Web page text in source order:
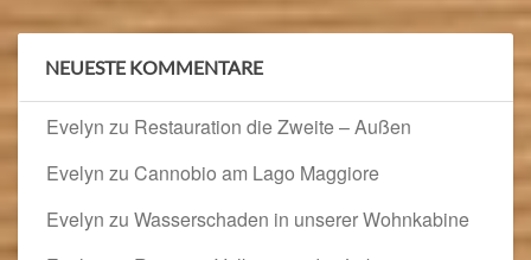
NEUESTE KOMMENTARE
Evelyn zu Restauration die Zweite – Außen
Evelyn zu Cannobio am Lago Maggiore
Evelyn zu Wasserschaden in unserer Wohnkabine